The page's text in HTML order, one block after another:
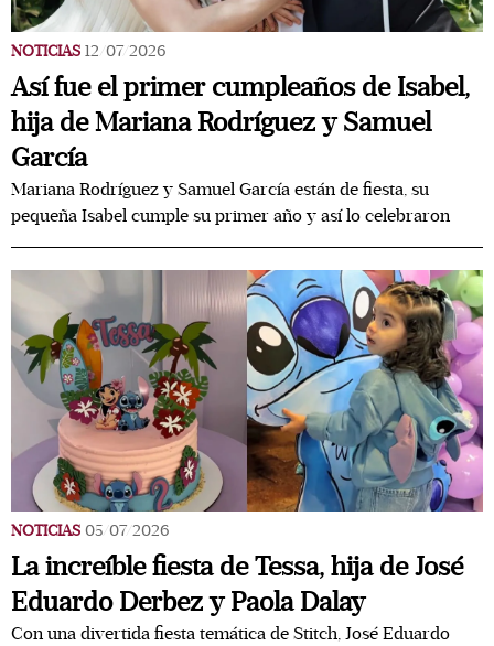
NOTICIAS 12/07/2026
Así fue el primer cumpleaños de Isabel,
hija de Mariana Rodríguez y Samuel
García
Mariana Rodríguez y Samuel García están de fiesta, su
pequeña Isabel cumple su primer año y así lo celebraron
NOTICIAS 05/07/2026
La increíble fiesta de Tessa, hija de José
Eduardo Derbez y Paola Dalay
Con una divertida fiesta temática de Stitch, José Eduardo